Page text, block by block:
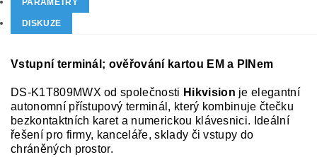
PARAMETRY
DISKUZE
Vstupní terminál; ověřování kartou EM a PINem
DS-K1T809MWX od společnosti Hikvision je elegantní
autonomní přístupový terminál, který kombinuje čtečku
bezkontaktních karet a numerickou klávesnici. Ideální
řešení pro firmy, kanceláře, sklady či vstupy do
chráněných prostor.